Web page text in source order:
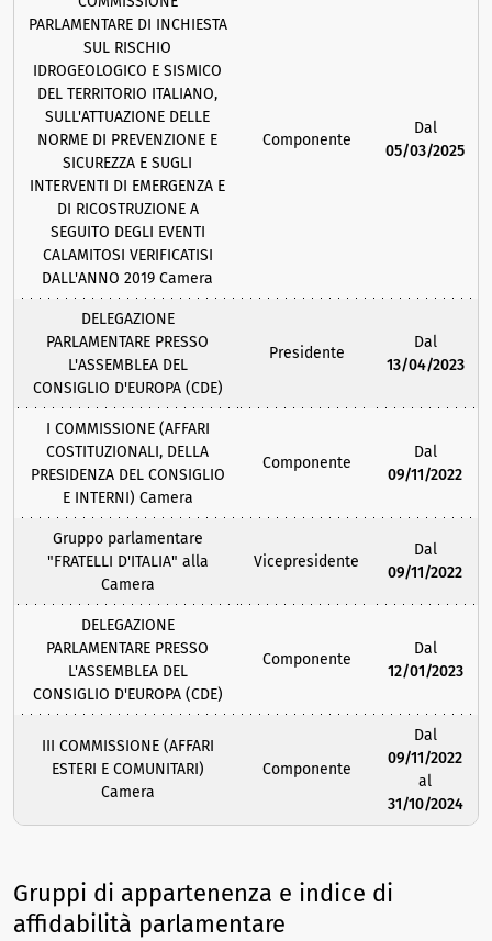
PARLAMENTARE DI INCHIESTA
SUL RISCHIO
IDROGEOLOGICO E SISMICO
DEL TERRITORIO ITALIANO,
SULL'ATTUAZIONE DELLE
NORME DI PREVENZIONE E
SICUREZZA E SUGLI
INTERVENTI DI EMERGENZA E
DI RICOSTRUZIONE A
SEGUITO DEGLI EVENTI
CALAMITOSI VERIFICATISI
DALL'ANNO 2019 Camera
Componente
Dal
05/03/2025
DELEGAZIONE
PARLAMENTARE PRESSO
L'ASSEMBLEA DEL
CONSIGLIO D'EUROPA (CDE)
Presidente
Dal
13/04/2023
I COMMISSIONE (AFFARI
COSTITUZIONALI, DELLA
PRESIDENZA DEL CONSIGLIO
E INTERNI) Camera
Componente
Dal
09/11/2022
Gruppo parlamentare
"FRATELLI D'ITALIA" alla
Camera
Vicepresidente
Dal
09/11/2022
DELEGAZIONE
PARLAMENTARE PRESSO
L'ASSEMBLEA DEL
CONSIGLIO D'EUROPA (CDE)
Componente
Dal
12/01/2023
III COMMISSIONE (AFFARI
ESTERI E COMUNITARI)
Camera
Componente
Dal
09/11/2022
al
31/10/2024
Gruppi di appartenenza e indice di
affidabilità parlamentare